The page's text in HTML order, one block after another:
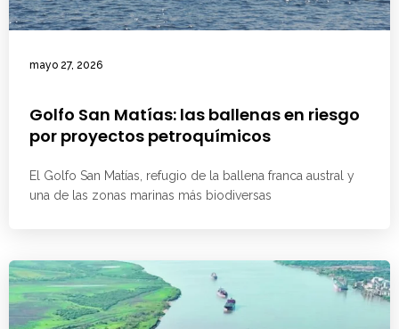
mayo 27, 2026
Golfo San Matías: las ballenas en riesgo
por proyectos petroquímicos
El Golfo San Matías, refugio de la ballena franca austral y
una de las zonas marinas más biodiversas